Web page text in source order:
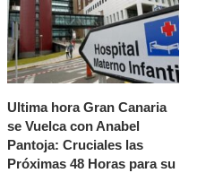
Ultima hora Gran Canaria
se Vuelca con Anabel
Pantoja: Cruciales las
Próximas 48 Horas para su